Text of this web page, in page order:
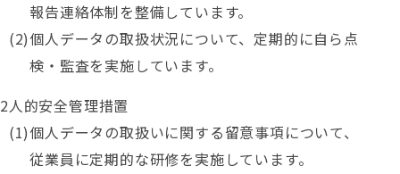
報告連絡体制を整備しています。
個人データの取扱状況について、定期的に自ら点
検・監査を実施しています。
人的安全管理措置
個人データの取扱いに関する留意事項について、
従業員に定期的な研修を実施しています。